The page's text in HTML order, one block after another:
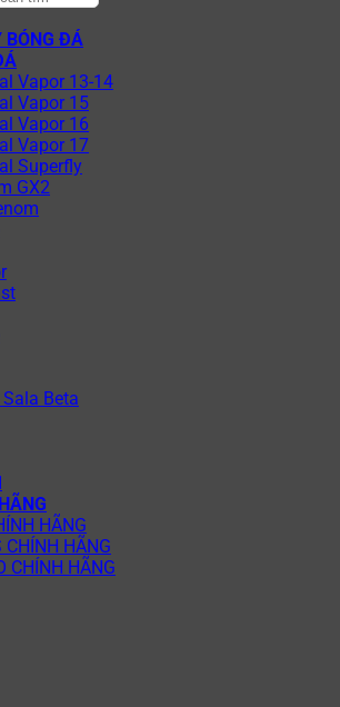
BÓNG ĐÁ
Vapor 13-14
Vapor 15
Vapor 16
Vapor 17
Superfly
GX2
Beta
HÃNG
CHÍNH HÃNG
CHÍNH HÃNG